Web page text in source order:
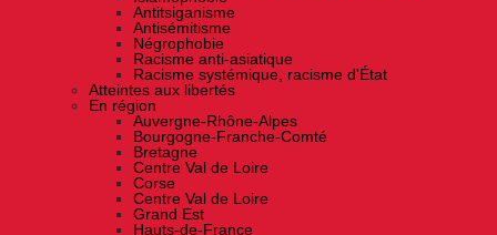
Antitsiganisme
Antisémitisme
Négrophobie
Racisme anti-asiatique
Racisme systémique, racisme d'État
Atteintes aux libertés
En région
Auvergne-Rhône-Alpes
Bourgogne-Franche-Comté
Bretagne
Centre Val de Loire
Corse
Centre Val de Loire
Grand Est
Hauts-de-France